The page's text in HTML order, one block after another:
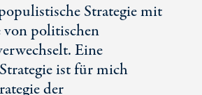
Strategie mit
von politischen
Eine
ist für mich
der